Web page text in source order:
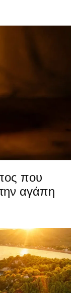
που
αγάπη